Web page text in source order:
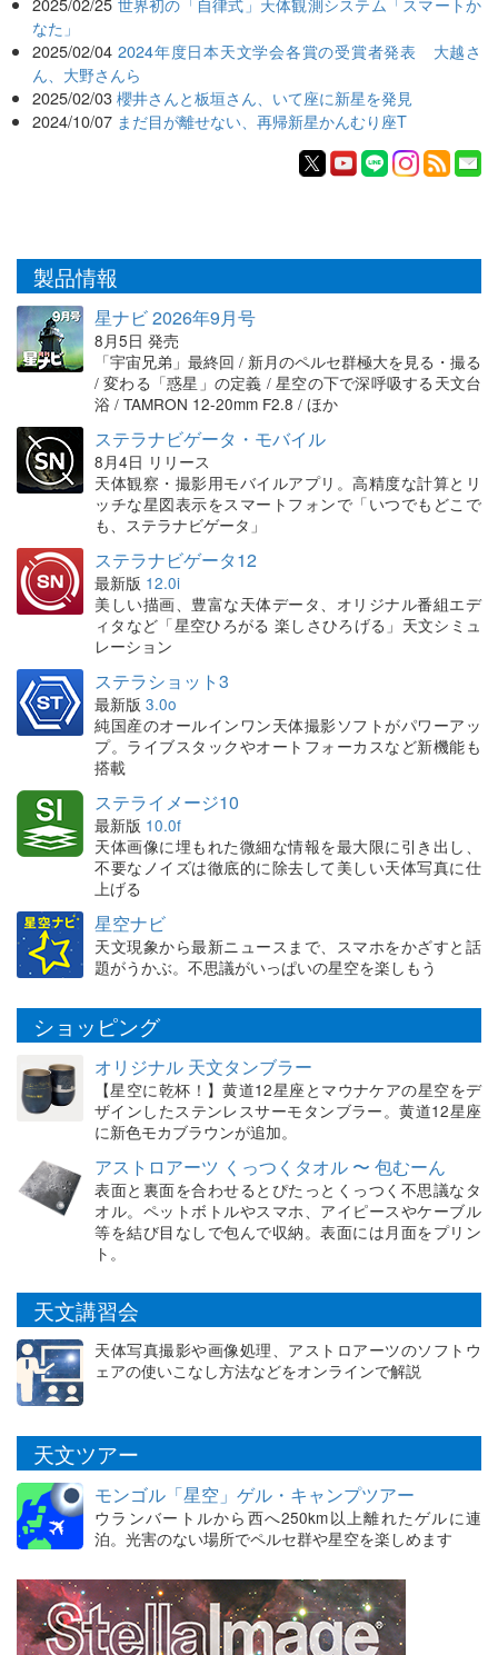
なた」
2025/02/04 2024年度日本天文学会各賞の受賞者発表 大越さ
ん、大野さんら
2025/02/03 櫻井さんと板垣さん、いて座に新星を発見
2024/10/07 まだ目が離せない、再帰新星かんむり座T
製品情報
星ナビ 2026年9月号
8月5日 発売
「宇宙兄弟」最終回 / 新月のペルセ群極大を見る・撮る
/ 変わる「惑星」の定義 / 星空の下で深呼吸する天文台
浴 / TAMRON 12-20mm F2.8 / ほか
ステラナビゲータ・モバイル
8月4日 リリース
天体観察・撮影用モバイルアプリ。高精度な計算とリ
ッチな星図表示をスマートフォンで「いつでもどこで
も、ステラナビゲータ」
ステラナビゲータ12
最新版 12.0i
美しい描画、豊富な天体データ、オリジナル番組エデ
ィタなど「星空ひろがる 楽しさひろげる」天文シミュ
レーション
ステラショット3
最新版 3.0o
純国産のオールインワン天体撮影ソフトがパワーアッ
プ。ライブスタックやオートフォーカスなど新機能も
搭載
ステライメージ10
最新版 10.0f
天体画像に埋もれた微細な情報を最大限に引き出し、
不要なノイズは徹底的に除去して美しい天体写真に仕
上げる
星空ナビ
天文現象から最新ニュースまで、スマホをかざすと話
題がうかぶ。不思議がいっぱいの星空を楽しもう
ショッピング
オリジナル 天文タンブラー
【星空に乾杯！】黄道12星座とマウナケアの星空をデ
ザインしたステンレスサーモタンブラー。黄道12星座
に新色モカブラウンが追加。
アストロアーツ くっつくタオル 〜 包むーん
表面と裏面を合わせるとぴたっとくっつく不思議なタ
オル。ペットボトルやスマホ、アイピースやケーブル
等を結び目なしで包んで収納。表面には月面をプリン
ト。
天文講習会
天体写真撮影や画像処理、アストロアーツのソフトウ
ェアの使いこなし方法などをオンラインで解説
天文ツアー
モンゴル「星空」ゲル・キャンプツアー
ウランバートルから西へ250km以上離れたゲルに連
泊。光害のない場所でペルセ群や星空を楽しめます